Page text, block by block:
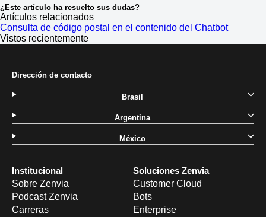
¿Este artículo ha resuelto sus dudas?
Artículos relacionados
Consulta de código postal en el contenido del Chatbot
Vistos recientemente
Institucional
Sobre Zenvia
Podcast Zenvia
Carreras
Soluciones Zenvia
Customer Cloud
Bots
Enterprise
Dirección de contacto
Brasil
Argentina
México